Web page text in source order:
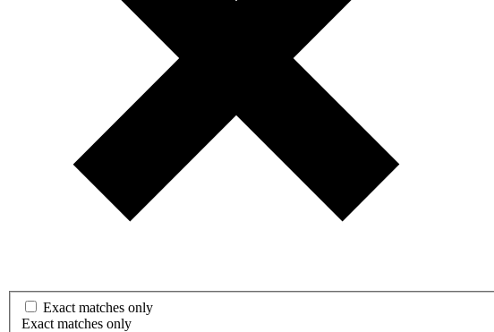
Exact matches only
Exact matches only